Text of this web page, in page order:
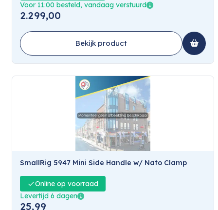
Voor 11:00 besteld, vandaag verstuurd
2.299,00
Bekijk product
SmallRig 5947 Mini Side Handle w/ Nato Clamp
Online op voorraad
Levertijd 6 dagen
25,99